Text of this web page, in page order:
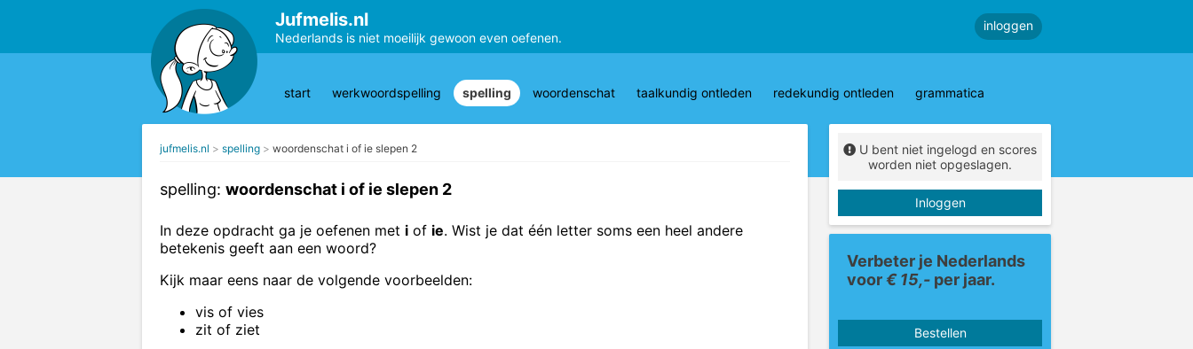
Jufmelis.nl
Nederlands is niet moeilijk gewoon even oefenen.
inloggen
start werkwoordspelling spelling woordenschat taalkundig ontleden redekundig ontleden grammatica
jufmelis.nl spelling woordenschat i of ie slepen 2
spelling: woordenschat i of ie slepen 2
In deze opdracht ga je oefenen met i of ie. Wist je dat één letter soms een heel andere
betekenis geeft aan een woord?
Kijk maar eens naar de volgende voorbeelden:
vis of vies
zit of ziet
U bent niet ingelogd en scores
worden niet opgeslagen.
Inloggen
Verbeter je Nederlands
voor€ 15,- per jaar.
Bestellen